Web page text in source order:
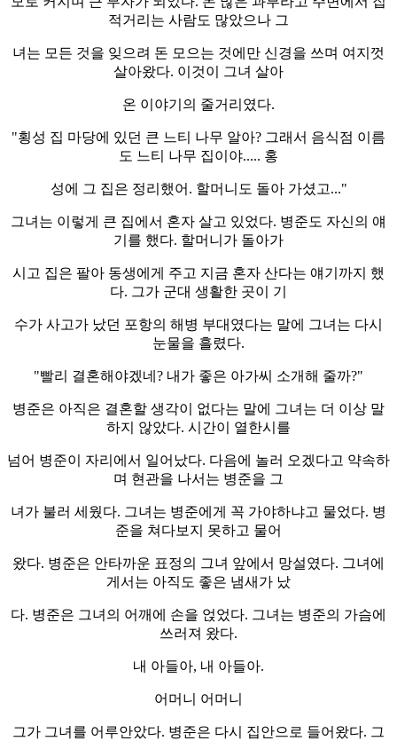
적거리는 사람도 많았으나 그
녀는 모든 것을 잊으려 돈 모으는 것에만 신경을 쓰며 여지껏
살아왔다. 이것이 그녀 살아
온 이야기의 줄거리였다.
"횡성 집 마당에 있던 큰 느티 나무 알아? 그래서 음식점 이름
도 느티 나무 집이야..... 홍
성에 그 집은 정리했어. 할머니도 돌아 가셨고..."
그녀는 이렇게 큰 집에서 혼자 살고 있었다. 병준도 자신의 얘
기를 했다. 할머니가 돌아가
시고 집은 팔아 동생에게 주고 지금 혼자 산다는 얘기까지 했
다. 그가 군대 생활한 곳이 기
수가 사고가 났던 포항의 해병 부대였다는 말에 그녀는 다시
눈물을 흘렸다.
"빨리 결혼해야겠네? 내가 좋은 아가씨 소개해 줄까?"
병준은 아직은 결혼할 생각이 없다는 말에 그녀는 더 이상 말
하지 않았다. 시간이 열한시를
넘어 병준이 자리에서 일어났다. 다음에 놀러 오겠다고 약속하
며 현관을 나서는 병준을 그
녀가 불러 세웠다. 그녀는 병준에게 꼭 가야하냐고 물었다. 병
준을 쳐다보지 못하고 물어
왔다. 병준은 안타까운 표정의 그녀 앞에서 망설였다. 그녀에
게서는 아직도 좋은 냄새가 났
다. 병준은 그녀의 어깨에 손을 얹었다. 그녀는 병준의 가슴에
쓰러져 왔다.
내 아들아, 내 아들아.
어머니 어머니
그가 그녀를 어루안았다. 병준은 다시 집안으로 들어왔다. 그